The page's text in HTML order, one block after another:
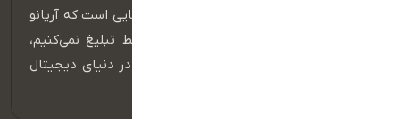
حضور مؤثر در فضای آنلاین است و اینجا جایی است که آریانو
قدرت واقعی خود را نشان می‌دهد. ما فقط تبلیغ نمی‌کنیم،
بلکه داستان برند شما را می‌سازیم و آن را در دنیای دیجیتال